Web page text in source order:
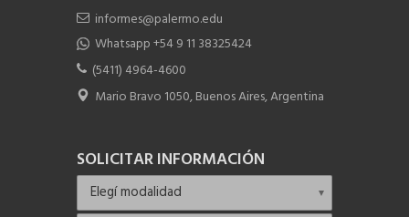
informes@palermo.edu
Whatsapp +54 9 11 38325424
(5411) 4964-4600
Mario Bravo 1050, Buenos Aires, Argentina
SOLICITAR INFORMACIÓN